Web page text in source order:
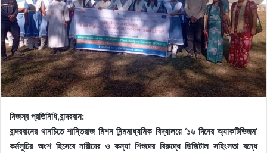
নিজস্ব প্রতিনিধি,বান্দরবান:
বান্দরবানের থানচিতে শান্তিরাজ মিশন নিন্মমাধ্যমিক বিদ্যালয়ে ‘১৬ দিনের অ্যাকটিভিজম’
কর্মসূচির অংশ হিসেবে নারীদের ও কন্যা শিশুদের বিরুদ্ধে ডিজিটাল সহিংসতা বন্ধে